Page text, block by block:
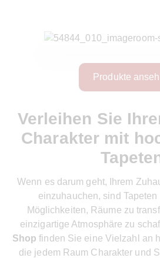
Produkte
Verleihen Sie
Charakter mit
Wenn es darum geht, Ihrem
einzuhauchen, sind
Möglichkeiten, Räume zu
einzigartige Atmosphäre zu
Shop finden Sie eine Vielzahl an
die jedem Raum Charakter und